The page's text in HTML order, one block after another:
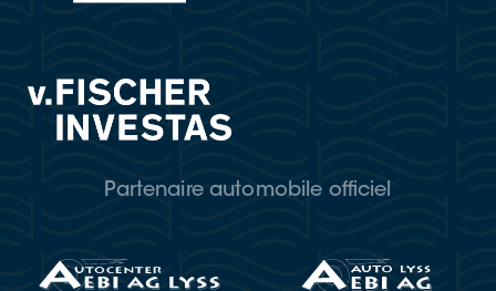
Partenaire automobile officiel